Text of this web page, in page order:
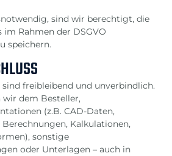
sind wir berechtigt, die
im Rahmen der DSGVO
speichern.
sind freibleibend und unverbindlich.
wir dem Besteller,
(z.B. CAD-Daten,
Kalkulationen,
sonstige
oder Unterlagen – auch in